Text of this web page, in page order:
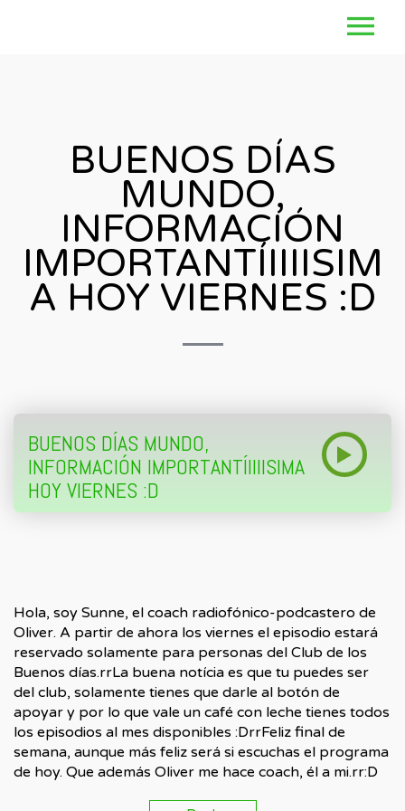
BUENOS DÍAS
MUNDO,
INFORMACIÓN
IMPORTANTÍIIIISIM
A HOY VIERNES :D
BUENOS DÍAS MUNDO,
INFORMACIÓN IMPORTANTÍIIIISIMA
HOY VIERNES :D
Hola, soy Sunne, el coach radiofónico-podcastero de
Oliver. A partir de ahora los viernes el episodio estará
reservado solamente para personas del Club de los
Buenos días.rrLa buena notícia es que tu puedes ser
del club, solamente tienes que darle al botón de
apoyar y por lo que vale un café con leche tienes todos
los episodios al mes disponibles :DrrFeliz final de
semana, aunque más feliz será si escuchas el programa
de hoy. Que además Oliver me hace coach, él a mi.rr:D